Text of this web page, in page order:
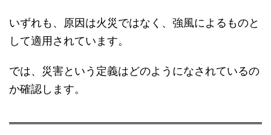
いずれも、原因は火災ではなく、強風によるものと
して適用されています。
では、災害という定義はどのようになされているの
か確認します。